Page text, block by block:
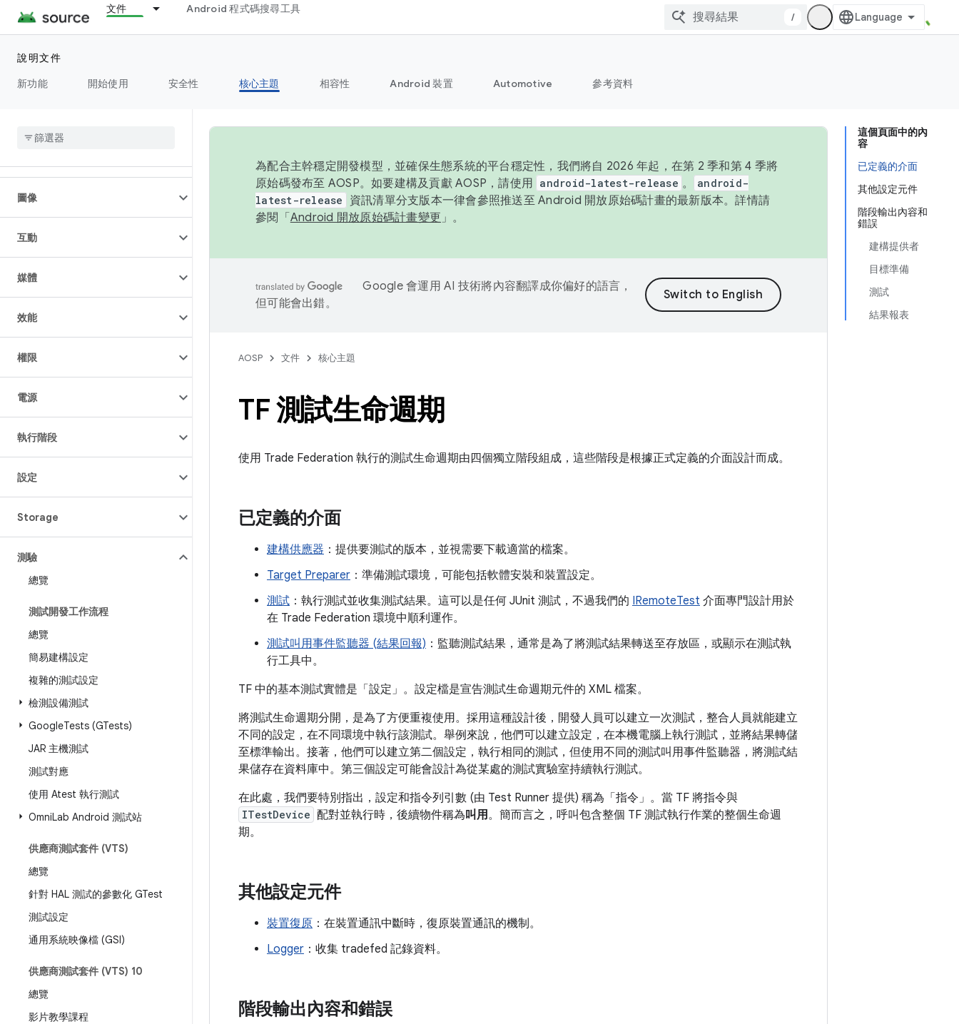
文件 Android 程式碼搜尋工具
/
說明文件
新功能
開始使用 安全性 核心主題 相容性 Android 裝置 Automotive 參考資料
連線能力
資料
圖像
互動
媒體
效能
權限
電源
執行階段
設定
Storage
測驗
總覽
測試開發工作流程
總覽
簡易建構設定
複雜的測試設定
檢測設備測試
GoogleTests (GTests)
JAR 主機測試
測試對應
使用 Atest 執行測試
OmniLab Android 測試站
供應商測試套件 (VTS)
總覽
針對 HAL 測試的參數化 GTest
測試設定
通用系統映像檔 (GSI)
供應商測試套件 (VTS) 10
總覽
影片教學課程
這個頁面中的內
容
已定義的介面
其他設定元件
階段輸出內容和
錯誤
建構提供者
目標準備
測試
結果報表
為配合主幹穩定開發模型，並確保生態系統的平台穩定性，我們將自 2026 年起，在第 2 季和第 4 季將
原始碼發布至 AOSP。如要建構及貢獻 AOSP，請使用 android-latest-release 。
android-
latest-release
資訊清單分支版本一律會參照推送至 Android 開放原始碼計畫的最新版本。詳情請
參閱「 Android 開放原始碼計畫變更 」。
Google 會運用 AI 技術將內容翻譯成你偏好的語言，
但可能會出錯。
AOSP 文件 核心主題
TF 測試生命週期
使用 Trade Federation 執行的測試生命週期由四個獨立階段組成，這些階段是根據正式定義的介面設計而成。
已定義的介面
建構供應器 ：提供要測試的版本，並視需要下載適當的檔案。
Target Preparer ：準備測試環境，可能包括軟體安裝和裝置設定。
測試 ：執行測試並收集測試結果。這可以是任何 JUnit 測試，不過我們的 IRemoteTest 介面專門設計用於
在 Trade Federation 環境中順利運作。
測試叫用事件監聽器 (結果回報) ：監聽測試結果，通常是為了將測試結果轉送至存放區，或顯示在測試執
行工具中。
TF 中的基本測試實體是「設定」 。設定檔是宣告測試生命週期元件的 XML 檔案。
將測試生命週期分開，是為了方便重複使用。採用這種設計後，開發人員可以建立一次測試，整合人員就能建立
不同的設定，在不同環境中執行該測試。舉例來說，他們可以建立設定，在本機電腦上執行測試，並將結果轉儲
至標準輸出。接著，他們可以建立第二個設定，執行相同的測試，但使用不同的測試叫用事件監聽器，將測試結
果儲存在資料庫中。第三個設定可能會設計為從某處的測試實驗室持續執行測試。
在此處，我們要特別指出，設定和指令列引數 (由 Test Runner 提供) 稱為「指令」 。當 TF 將指令與
ITestDevice 配對並執行時，後續物件稱為叫用。簡而言之，呼叫包含整個 TF 測試執行作業的整個生命週
期。
其他設定元件
裝置復原 ：在裝置通訊中斷時，復原裝置通訊的機制。
Logger ：收集 tradefed 記錄資料。
階段輸出內容和錯誤